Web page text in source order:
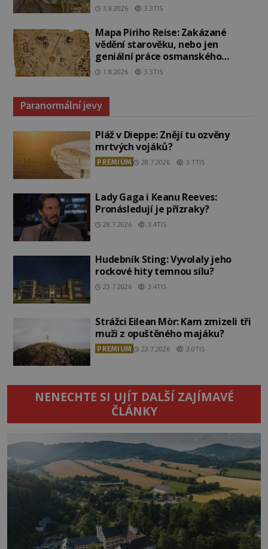
3.8.2026 3.3TIS
Mapa Piriho Reise: Zakázané
vědění starověku, nebo jen
geniální práce osmanského
admirála?
1.8.2026 3.3TIS
Paranormální jevy
Pláž v Dieppe: Znějí tu ozvěny
mrtvých vojáků?
PREMIUM 28.7.2026 3.1TIS
Lady Gaga i Keanu Reeves:
Pronásledují je přízraky?
28.7.2026 3.4TIS
Hudebník Sting: Vyvolaly jeho
rockové hity temnou sílu?
23.7.2026 3.4TIS
Strážci Eilean Mòr: Kam zmizeli tři
muži z opuštěného majáku?
PREMIUM 22.7.2026 3.0TIS
NENECHTE SI UJÍT DALŠÍ ZAJÍMAVÉ
ČLÁNKY